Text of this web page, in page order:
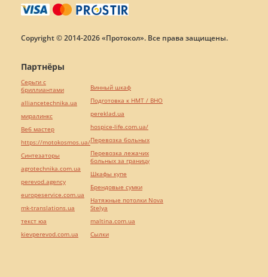
Copyright © 2014-2026 «Протокол». Все права защищены.
Партнёры
Серьги с
бриллиантами
alliancetechnika.ua
миралинкс
Веб мастер
https://motokosmos.ua/
Синтезаторы
agrotechnika.com.ua
perevod.agency
europeservice.com.ua
mk-translations.ua
текст юа
kievperevod.com.ua
Винный шкаф
Подготовка к НМТ / ВНО
pereklad.ua
hospice-life.com.ua/
Перевозка больных
Перевозка лежачих
больных за границу
Шкафы купе
Брендовые сумки
Натяжные потолки Nova
Stelya
maltina.com.ua
Cылки